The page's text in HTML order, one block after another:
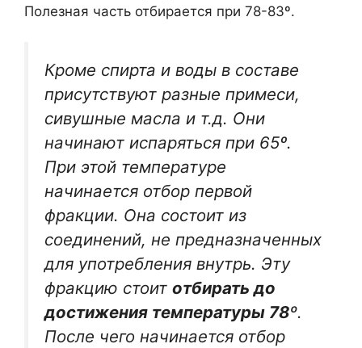
Полезная часть отбирается при 78-83º.
Кроме спирта и воды в составе
присутствуют разные примеси,
сивушные масла и т.д. Они
начинают испаряться при 65º.
При этой температуре
начинается отбор первой
фракции. Она состоит из
соединений, не предназначенных
для употребления внутрь. Эту
фракцию стоит отбирать до
достижения температуры 78º.
После чего начинается отбор